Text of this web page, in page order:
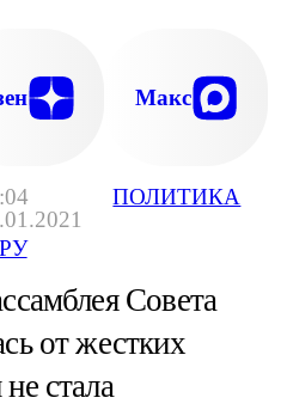
ПОЛИТИКА
Макс
Совета
от жестких
стала